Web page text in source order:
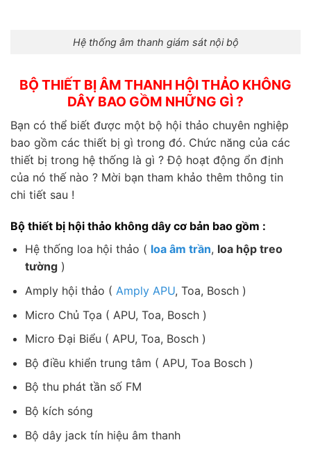
Hệ thống âm thanh giám sát nội bộ
BỘ THIẾT BỊ ÂM THANH HỘI THẢO KHÔNG
DÂY BAO GỒM NHỮNG GÌ ?
Bạn có thể biết được một bộ hội thảo chuyên nghiệp
bao gồm các thiết bị gì trong đó. Chức năng của các
thiết bị trong hệ thống là gì ? Độ hoạt động ổn định
của nó thế nào ? Mời bạn tham khảo thêm thông tin
chi tiết sau !
Bộ thiết bị hội thảo không dây cơ bản bao gồm :
Hệ thống loa hội thảo ( loa âm trần, loa hộp treo
tường)
Amply hội thảo ( Amply APU, Toa, Bosch )
Micro Chủ Tọa ( APU, Toa, Bosch )
Micro Đại Biểu ( APU, Toa, Bosch )
Bộ điều khiển trung tâm ( APU, Toa Bosch )
Bộ thu phát tần số FM
Bộ kích sóng
Bộ dây jack tín hiệu âm thanh